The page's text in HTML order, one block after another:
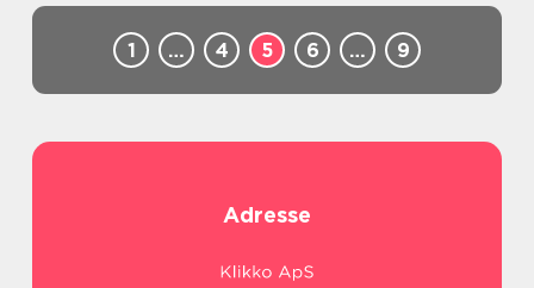
1 … 4 5 6 … 9
Adresse